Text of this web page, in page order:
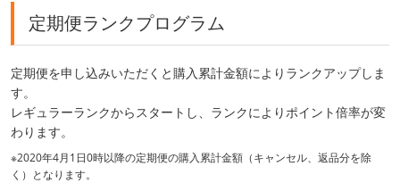
定期便ランクプログラム
定期便を申し込みいただくと購入累計金額によりランクアップしま
す。
レギュラーランクからスタートし、ランクによりポイント倍率が変
わります。
※2020年4月1日0時以降の定期便の購入累計金額（キャンセル、返品分を除
く）となります。